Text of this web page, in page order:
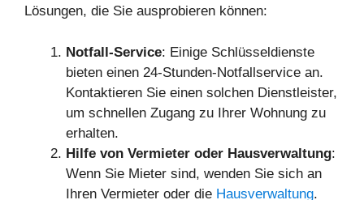
Lösungen, die Sie ausprobieren können:
Notfall-Service: Einige Schlüsseldienste
bieten einen 24-Stunden-Notfallservice an.
Kontaktieren Sie einen solchen Dienstleister,
um schnellen Zugang zu Ihrer Wohnung zu
erhalten.
Hilfe von Vermieter oder Hausverwaltung:
Wenn Sie Mieter sind, wenden Sie sich an
Ihren Vermieter oder die Hausverwaltung.